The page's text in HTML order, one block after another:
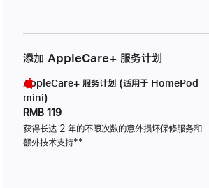
添加 AppleCare+ 服务计划
AppleCare+ 服务计划 (适用于 HomePod
mini)
RMB 119
获得长达 2 年的不限次数的意外损坏保修服务和
额外技术支持脚
**